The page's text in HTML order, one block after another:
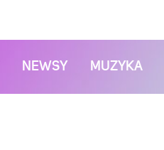
NEWSY MUZYKA